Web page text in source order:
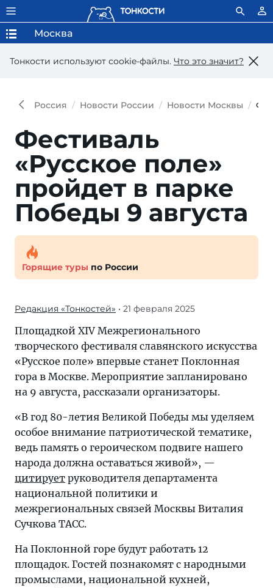
Тонкости используют сookie-файлы. Что это значит?
Москва
Россия Новости России Новости Москвы
Фестиваль
«Русское по­ле»
прой­дет в пар­ке
По­бе­ды 9 августа
Горящие туры по России
Редакция «Тонкостей» • 21 февраля 2025
Площадкой XIV Межрегионального
творческого фестиваля славянского искусства
«Русское поле» впервые станет Поклонная
гора в Москве. Мероприятие запланировано
на 9 августа, рассказали организаторы.
«В год 80-летия Великой Победы мы уделяем
особое внимание патриотической тематике,
ведь память о героическом подвиге нашего
народа должна оставаться живой», —
цитирует руководителя департамента
национальной политики и
межрегиональных связей Москвы Виталия
Сучкова ТАСС.
На Поклонной горе будут работать 12
площадок. Гостей познакомят с народными
промыслами, национальной кухней,